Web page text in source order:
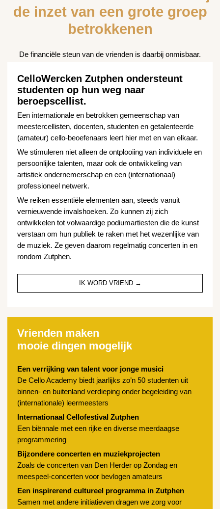
de inzet van een grote groep
betrokkenen
De financiële steun van de vrienden is daarbij onmisbaar.
CelloWercken Zutphen ondersteunt
studenten op hun weg naar
beroepscellist.
Een internationale en betrokken gemeenschap van
meestercellisten, docenten, studenten en getalenteerde
(amateur) cello-beoefenaars leert hier met en van elkaar.
We stimuleren niet alleen de ontplooiing van individuele en
persoonlijke talenten, maar ook de ontwikkeling van
artistiek ondernemerschap en een (internationaal)
professioneel netwerk.
We reiken essentiële elementen aan, steeds vanuit
vernieuwende invalshoeken. Zo kunnen zij zich
ontwikkelen tot volwaardige podiumartiesten die de kunst
verstaan om hun publiek te raken met het wezenlijke van
de muziek. Ze geven daarom regelmatig concerten in en
rondom Zutphen.
IK WORD VRIEND →
Vrienden maken
mooie dingen mogelijk
Een verrijking van talent voor jonge musici
De Cello Academy biedt jaarlijks zo’n 50 studenten uit
binnen- en buitenland verdieping onder begeleiding van
(internationale) leermeesters
Internationaal Cellofestival Zutphen
Een biënnale met een rijke en diverse meerdaagse
programmering
Bijzondere concerten en muziekprojecten
Zoals de concerten van Den Herder op Zondag en
meespeel-concerten voor bevlogen amateurs
Een inspirerend cultureel programma in Zutphen
Samen met andere initiatieven dragen we zorg voor